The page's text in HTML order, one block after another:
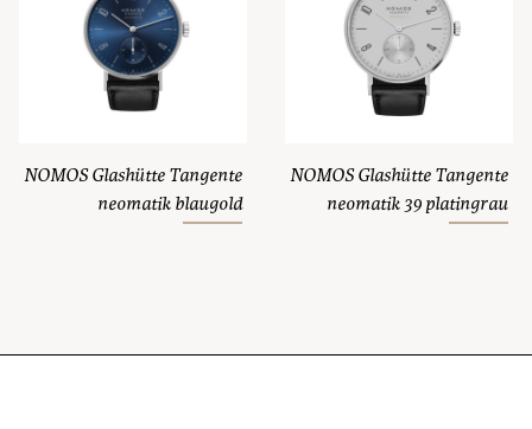
NOMOS Glashütte Tangente
neomatik blaugold
NOMOS Glashütte Tangente
neomatik 39 platingrau